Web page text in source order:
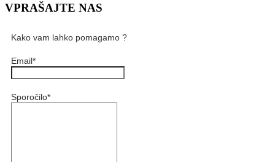
VPRAŠAJTE NAS
Kako vam lahko pomagamo ?
Email*
Sporočilo*